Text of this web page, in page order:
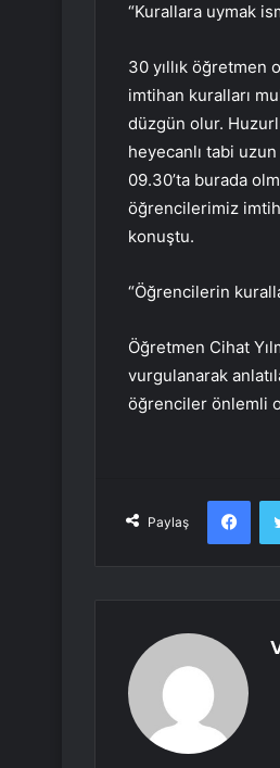
“Kurallara uymak
30 yıllık öğretmen
imtihan kuralları
düzgün olur.
heyecanlı tabi
09.30’ta burada
öğrencilerimiz
konuştu.
“Öğrencilerin
Öğretmen Cihat
vurgulanarak
öğrenciler önlemli
Paylaş